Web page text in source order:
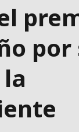
AUSTRALIA Y
EUROPA
por